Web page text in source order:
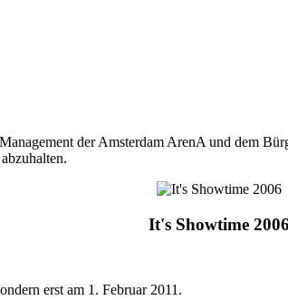
der Amsterdam ArenA und dem
It's Showtime 2006
erst am 1. Februar 2011.